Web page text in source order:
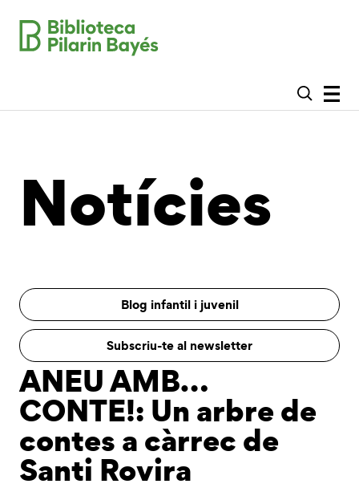
Notícies
Blog infantil i juvenil
Subscriu-te al newsletter
ANEU AMB…
CONTE!: Un arbre de
contes a càrrec de
Santi Rovira